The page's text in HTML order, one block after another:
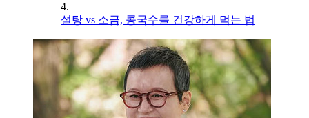
4.
설탕 vs 소금, 콩국수를 건강하게 먹는 법